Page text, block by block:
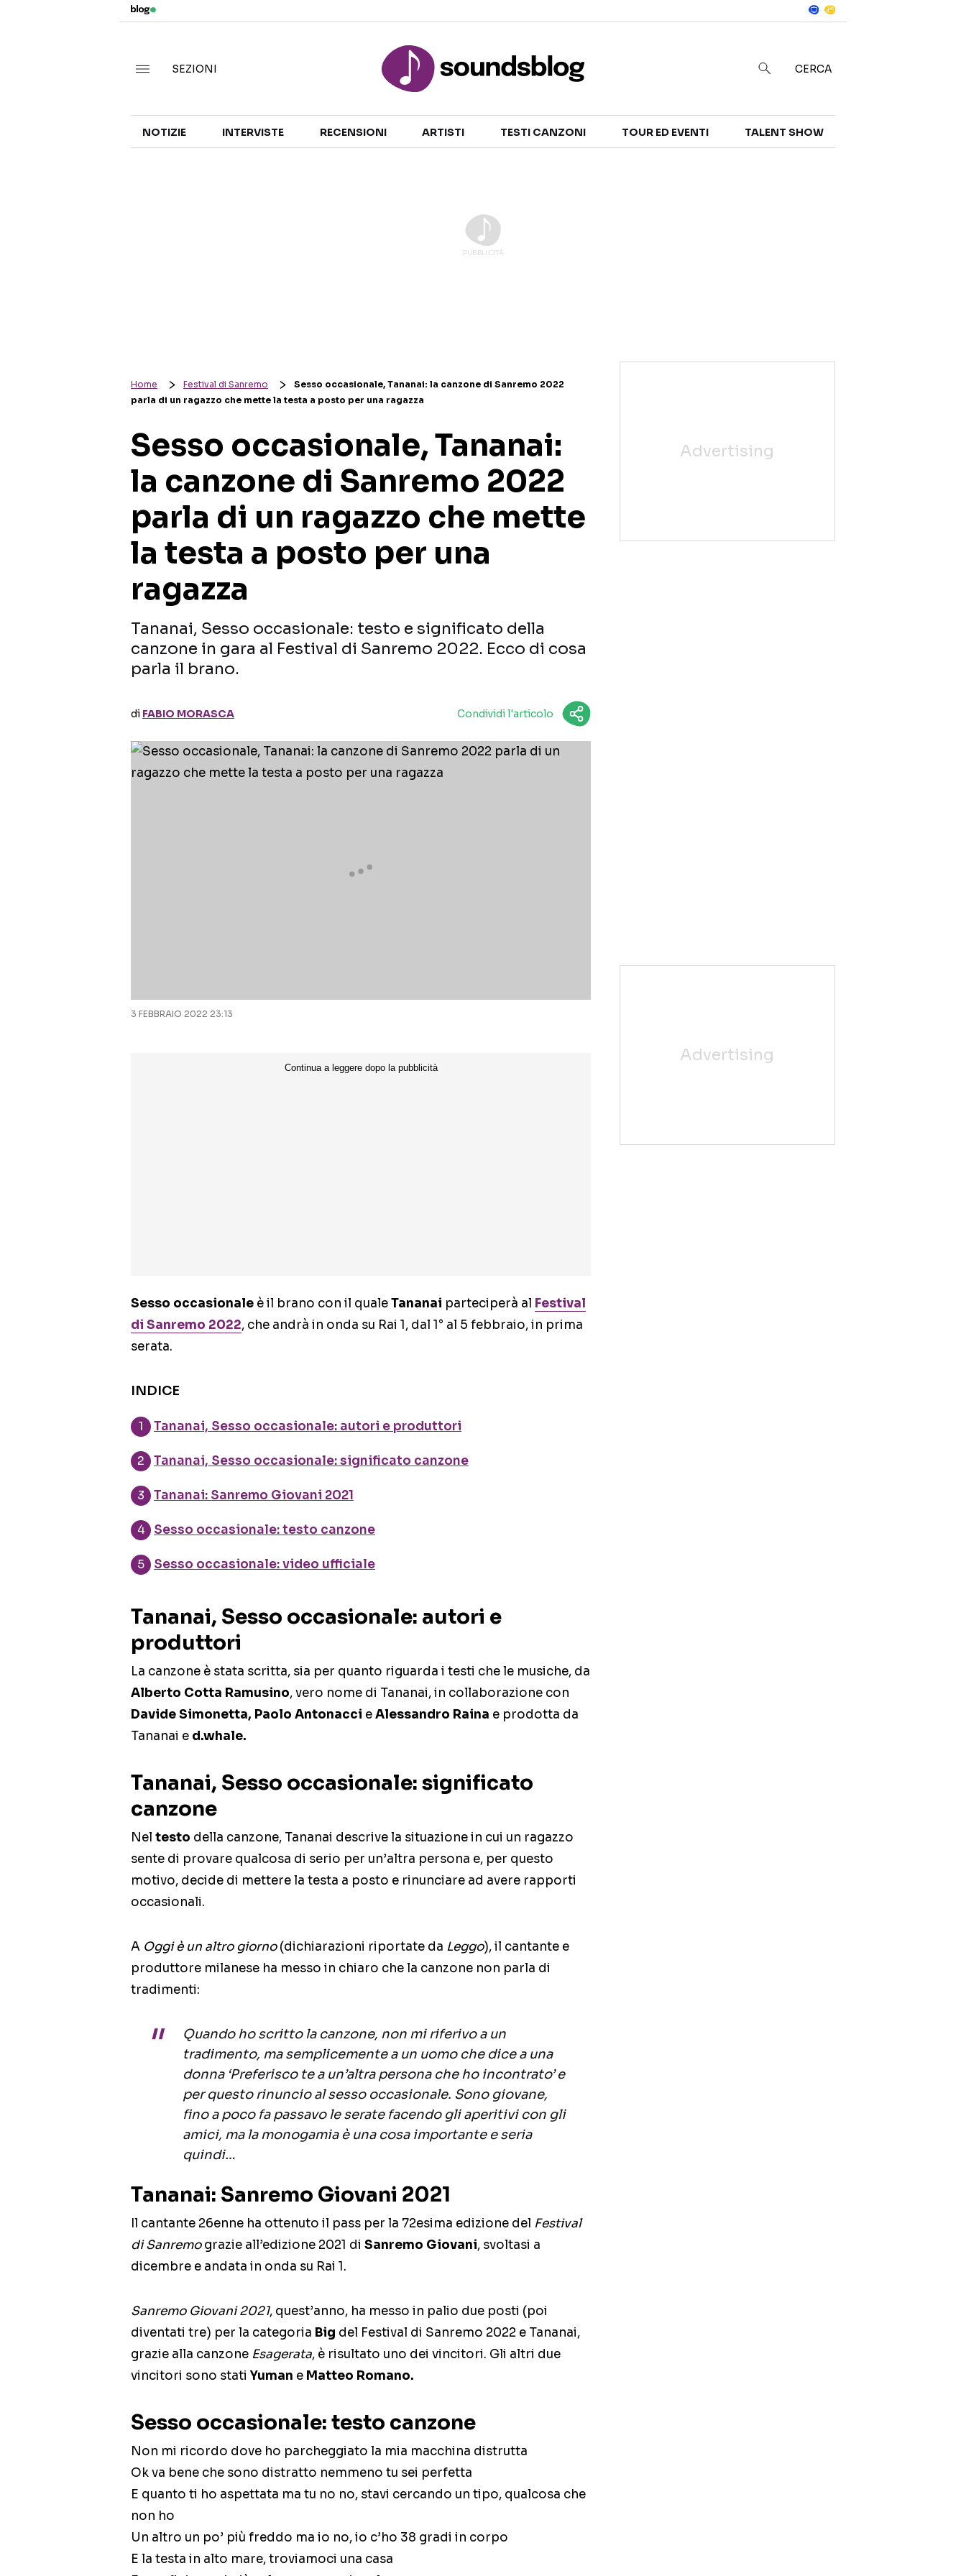
TALENT SHOW
SEZIONI CERCA
NOTIZIE INTERVISTE RECENSIONI ARTISTI TESTI CANZONI TOUR ED EVENTI TALENT SHOW
Home Festival di Sanremo
Sesso occasionale, Tananai: la canzone di Sanremo 2022
parla di un ragazzo che mette la testa a posto per una ragazza
Sesso occasionale, Tananai:
la canzone di Sanremo 2022
parla di un ragazzo che mette
la testa a posto per una
ragazza
Tananai, Sesso occasionale: testo e significato della
canzone in gara al Festival di Sanremo 2022. Ecco di cosa
parla il brano.
di FABIO MORASCA Condividi l'articolo
3 FEBBRAIO 2022 23:13
Sesso occasionale è il brano con il qualeTananai parteciperà al Festival
di Sanremo 2022, che andrà in onda su Rai 1, dal 1° al 5 febbraio, in prima
serata.
INDICE
Tananai, Sesso occasionale: autori e produttori
Tananai, Sesso occasionale: significato canzone
Tananai: Sanremo Giovani 2021
Sesso occasionale: testo canzone
Sesso occasionale: video ufficiale
Tananai, Sesso occasionale: autori e
produttori
La canzone è stata scritta, sia per quanto riguarda i testi che le musiche, da
Alberto Cotta Ramusino, vero nome di Tananai, in collaborazione con
Davide Simonetta, Paolo Antonacci eAlessandro Raina e prodotta da
Tananai e d.whale.
Tananai, Sesso occasionale: significato
canzone
Nel testo della canzone, Tananai descrive la situazione in cui un ragazzo
sente di provare qualcosa di serio per un’altra persona e, per questo
motivo, decide di mettere la testa a posto e rinunciare ad avere rapporti
occasionali.
A Oggi è un altro giorno(dichiarazioni riportate da Leggo), il cantante e
produttore milanese ha messo in chiaro che la canzone non parla di
tradimenti:
Quando ho scritto la canzone, non mi riferivo a un
tradimento, ma semplicemente a un uomo che dice a una
donna ‘Preferisco te a un’altra persona che ho incontrato’ e
per questo rinuncio al sesso occasionale. Sono giovane,
fino a poco fa passavo le serate facendo gli aperitivi con gli
amici, ma la monogamia è una cosa importante e seria
quindi…
Tananai: Sanremo Giovani 2021
Il cantante 26enne ha ottenuto il pass per la 72esima edizione del Festival
di Sanremograzie all’edizione 2021 di Sanremo Giovani, svoltasi a
dicembre e andata in onda su Rai 1.
Sanremo Giovani 2021, quest’anno, ha messo in palio due posti (poi
diventati tre) per la categoria Big del Festival di Sanremo 2022 e Tananai,
grazie alla canzone Esagerata, è risultato uno dei vincitori. Gli altri due
vincitori sono stati Yuman e Matteo Romano.
Sesso occasionale: testo canzone
Non mi ricordo dove ho parcheggiato la mia macchina distrutta
Ok va bene che sono distratto nemmeno tu sei perfetta
E quanto ti ho aspettata ma tu no no, stavi cercando un tipo, qualcosa che
non ho
Un altro un po’ più freddo ma io no, io c’ho 38 gradi in corpo
E la testa in alto mare, troviamoci una casa